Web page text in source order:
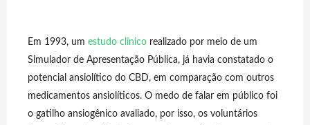
Em 1993, um estudo clínico realizado por meio de um
Simulador de Apresentação Pública, já havia constatado o
potencial ansiolítico do CBD, em comparação com outros
medicamentos ansiolíticos. O medo de falar em público foi
o gatilho ansiogênico avaliado, por isso, os voluntários